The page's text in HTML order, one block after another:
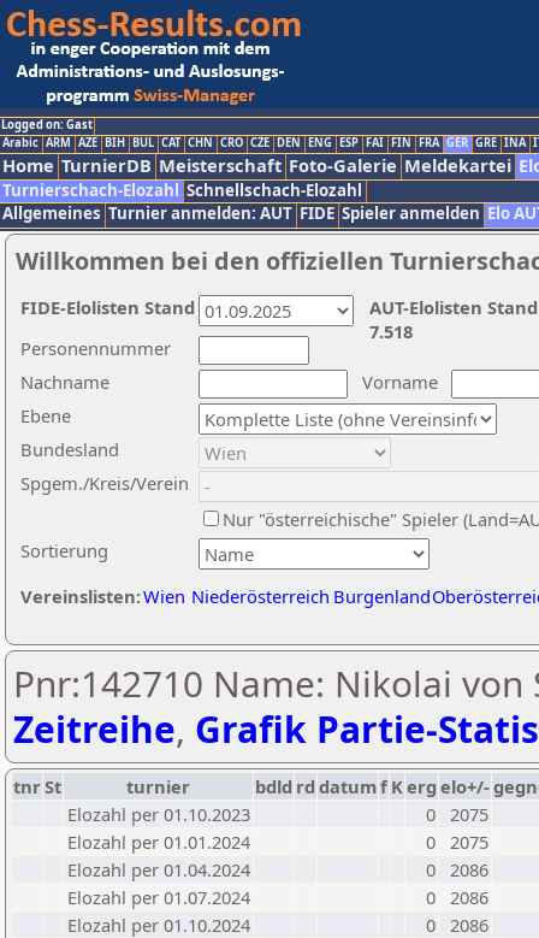
Logged on: Gast
Arabic ARM AZE BIH BUL CAT CHN CRO CZE DEN ENG ESP FAI FIN FRA GER GRE INA
Home TurnierDB Meisterschaft Foto-Galerie Meldekartei
Turnierschach-Elozahl Schnellschach-Elozahl
Allgemeines Turnier anmelden: AUT FIDE Spieler anmelden Elo
Willkommen bei den offiziellen
Nachname
Vorname
Ebene
Sortierung
Personennummer
Bundesland
Spgem./Kreis/Verein
Nur "österreichische" Spieler
Vereinslisten:Wien Niederösterreich Burgenland
AUT-Elolisten
7.518
FIDE-Elolisten Stand
Pnr:142710 Name: Nikolai von
Zeitreihe, Grafik Partie-
tnrSt turnier bdld rd datumf Kerg elo+/-
Elozahl per 01.10.2023
0 2075
Elozahl per 01.01.2024
0 2075
Elozahl per 01.04.2024
0 2086
Elozahl per 01.07.2024
0 2086
Elozahl per 01.10.2024
0 2086